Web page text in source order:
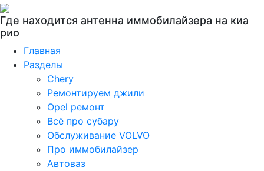
Где находится антенна иммобилайзера на киа
рио
Главная
Разделы
Chery
Ремонтируем джили
Opel ремонт
Всё про субару
Обслуживание VOLVO
Про иммобилайзер
Автоваз